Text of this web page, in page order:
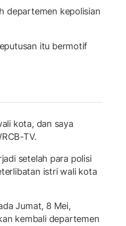
departemen kepolisian
itu bermotif
kota, dan saya
TV.
setelah para polisi
istri wali kota
Jumat, 8 Mei,
kembali departemen